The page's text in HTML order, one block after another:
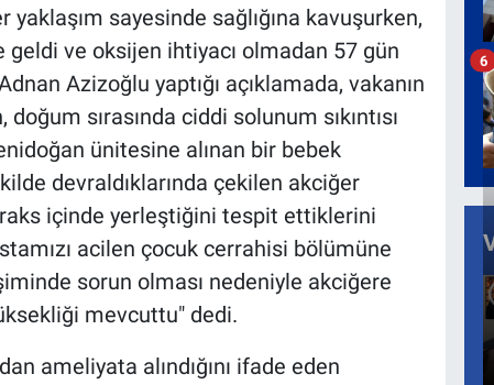
sayesinde sağlığına kavuşurken,
ve oksijen ihtiyacı olmadan 57 gün
Azizoğlu yaptığı açıklamada, vakanın
sırasında ciddi solunum sıkıntısı
ünitesine alınan bir bebek
devraldıklarında çekilen akciğer
içinde yerleştiğini tespit ettiklerini
acilen çocuk cerrahisi bölümüne
sorun olması nedeniyle akciğere
mevcuttu" dedi.
ameliyata alındığını ifade eden
6